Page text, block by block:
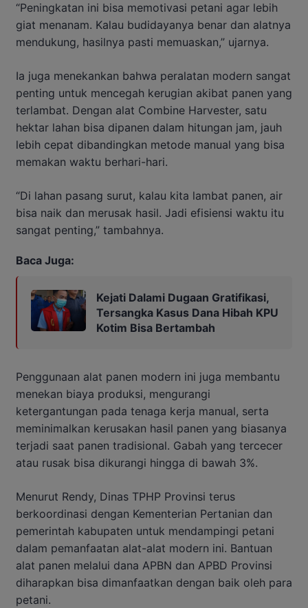
“Peningkatan ini bisa memotivasi petani agar lebih
giat menanam. Kalau budidayanya benar dan alatnya
mendukung, hasilnya pasti memuaskan,” ujarnya.
Ia juga menekankan bahwa peralatan modern sangat
penting untuk mencegah kerugian akibat panen yang
terlambat. Dengan alat Combine Harvester, satu
hektar lahan bisa dipanen dalam hitungan jam, jauh
lebih cepat dibandingkan metode manual yang bisa
memakan waktu berhari-hari.
“Di lahan pasang surut, kalau kita lambat panen, air
bisa naik dan merusak hasil. Jadi efisiensi waktu itu
sangat penting,” tambahnya.
Baca Juga:
Kejati Dalami Dugaan Gratifikasi,
Tersangka Kasus Dana Hibah KPU
Kotim Bisa Bertambah
Penggunaan alat panen modern ini juga membantu
menekan biaya produksi, mengurangi
ketergantungan pada tenaga kerja manual, serta
meminimalkan kerusakan hasil panen yang biasanya
terjadi saat panen tradisional. Gabah yang tercecer
atau rusak bisa dikurangi hingga di bawah 3%.
Menurut Rendy, Dinas TPHP Provinsi terus
berkoordinasi dengan Kementerian Pertanian dan
pemerintah kabupaten untuk mendampingi petani
dalam pemanfaatan alat-alat modern ini. Bantuan
alat panen melalui dana APBN dan APBD Provinsi
diharapkan bisa dimanfaatkan dengan baik oleh para
petani.